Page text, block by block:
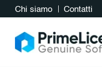
Chi siamo Contatti